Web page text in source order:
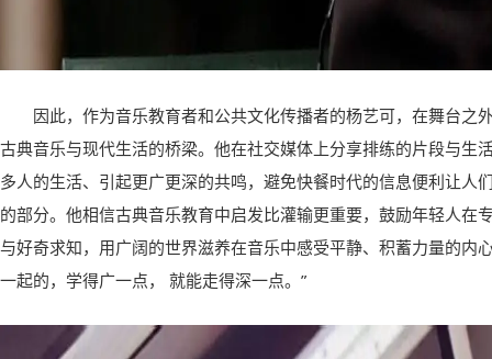
因此，作为音乐教育者和公共文化传播者的杨艺可，在舞台之
古典音乐与现代生活的桥梁。他在社交媒体上分享排练的片段与生
多人的生活、引起更广更深的共鸣，避免快餐时代的信息便利让人
的部分。他相信古典音乐教育中启发比灌输更重要，鼓励年轻人在
与好奇求知，用广阔的世界滋养在音乐中感受平静、积蓄力量的内
一起的，学得广一点， 就能走得深一点。”